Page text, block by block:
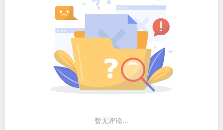
暂无评论...